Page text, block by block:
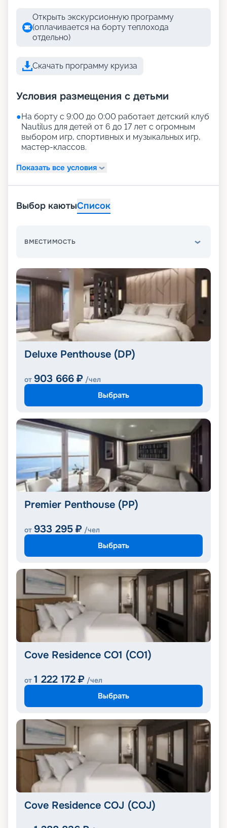
Открыть экскурсионную программу
(оплачивается на борту теплохода
отдельно)
Скачать программу круиза
Условия размещения с детьми
●На борту с 9:00 до 0:00 работает детский клуб
Nautilus для детей от 6 до 17 лет с огромным
выбором игр, спортивных и музыкальных игр,
мастер-классов.
Показать все условия
Выбор каютыСписок
ВМЕСТИМОСТЬ
Deluxe Penthouse (DP)
от 903 666 ₽ /чел
Выбрать
Premier Penthouse (PP)
от 933 295 ₽ /чел
Выбрать
Cove Residence CO1 (CO1)
от 1 222 172 ₽ /чел
Выбрать
Cove Residence COJ (COJ)